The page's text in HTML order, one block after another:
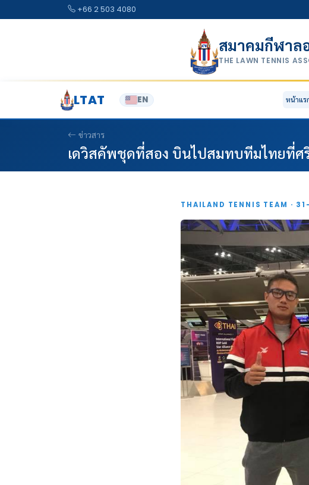
+66 2 503 4080
สมาคมกีฬาล
THE LAWN TENNIS
LTAT EN หน้าแร
ข่าวสาร
เดวิสคัพชุดที่สอง บินไปสมทบทีมไทยที่ศ
THAILAND TENNIS TEAM ·